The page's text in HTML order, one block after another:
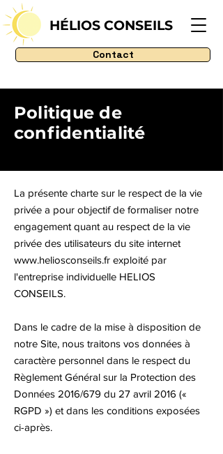
HÉLIOS CONSEILS
Contact
Politique de
confidentialité
La présente charte sur le respect de la vie
privée a pour objectif de formaliser notre
engagement quant au respect de la vie
privée des utilisateurs du site internet
www.heliosconseils.fr exploité par
l'entreprise individuelle HELIOS
CONSEILS.
Dans le cadre de la mise à disposition de
notre Site, nous traitons vos données à
caractère personnel dans le respect du
Règlement Général sur la Protection des
Données 2016/679 du 27 avril 2016 («
RGPD ») et dans les conditions exposées
ci-après.